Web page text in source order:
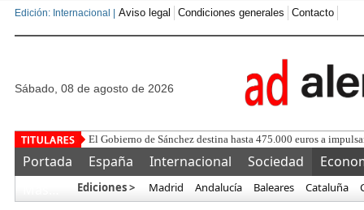
Edición: Internacional | Aviso legal Condiciones generales Contacto
sábado, 08 de agosto de 2026
Flore
Portada España Internacional Sociedad
Ediciones > Madrid Andalucía Baleares Cataluña